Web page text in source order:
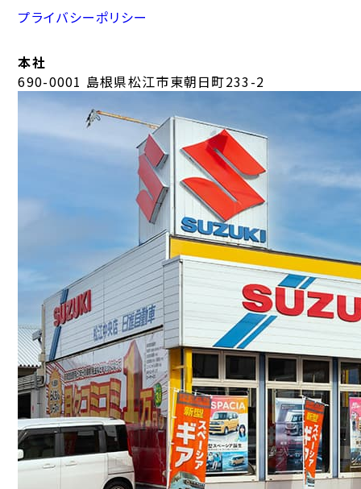
本社
690-0001 島根県松江市東朝日町233-2
プライバシーポリシー